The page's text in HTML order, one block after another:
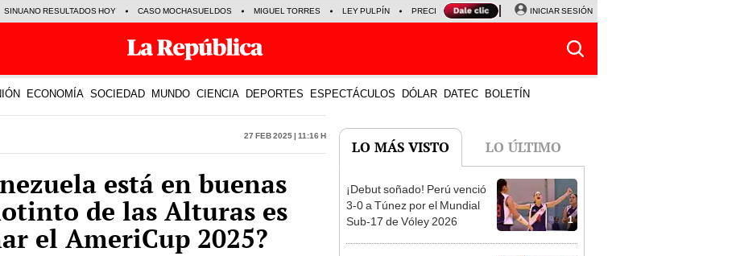
SINUANO RESULTADOS HOY CASO MOCHASUELDOS MIGUEL TORRES LEY PULPÍN PRECIO DEL DÓLAR CORTE DE LUZ VIERNES 7 DE AGOSTO
INICIAR SESIÓN
ECONOMÍA SOCIEDAD MUNDO CIENCIA DEPORTES ESPECTÁCULOS DÓLAR DATEC BOLETÍN
27 Feb 2025 | 11:16 h
está en buenas
de las Alturas es
el AmeriCup 2025?
LO MÁS VISTO LO ÚLTIMO
1
¡Debut soñado! Perú venció
3-0 a Túnez por el Mundial
Sub-17 de Vóley 2026